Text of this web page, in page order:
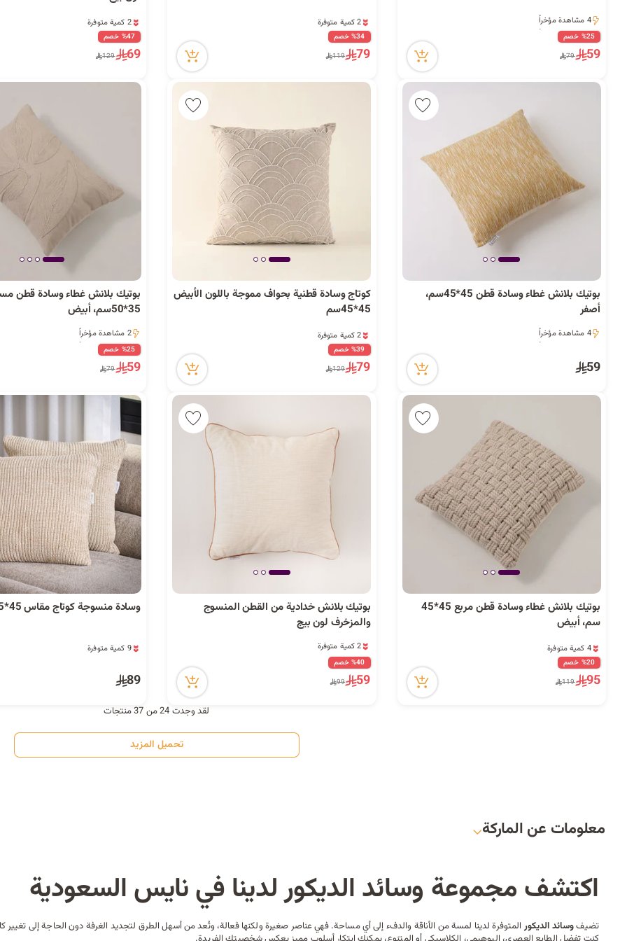
4 مشاهدة مؤخراً
4 مشاهدة مؤخراً
%25 خصم
59
79
2 كمية متوفرة
5 مشاهدة مؤخراً
2 كمية متوفرة
5 مشاهدة مؤخراً
%34 خصم
79
119
2 كمية متوفرة
5 مشاهدة مؤخراً
2 كمية متوفرة
5 مشاهدة مؤخراً
%47 خصم
69
129
بوتيك بلانش غطاء وسادة قطن 45*45سم،
أصفر
4 مشاهدة مؤخراً
59
كوتاج وسادة قطنية بحواف مموجة باللون الأبيض
45*45سم
2 كمية متوفرة
11 مشاهدة مؤخراً
2 كمية متوفرة
11 مشاهدة مؤخراً
%39 خصم
79
129
بوتيك بلانش غطاء وسادة قطن
35*50سم، أبيض
2 مشاهدة مؤخراً
2 مشاهدة مؤخراً
%25 خصم
59
79
بوتيك بلانش غطاء وسادة قطن مربع 45*45
سم، أبيض
4 كمية متوفرة
10 مشاهدة مؤخراً
4 كمية متوفرة
10 مشاهدة مؤخراً
%20 خصم
95
119
بوتيك بلانش خدادية من القطن المنسوج
والمزخرف لون بيج
2 كمية متوفرة
2 كمية متوفرة
%40 خصم
59
99
وسادة منسوجة كوتاج مقاس 45*45 سم
9 كمية متوفرة
2 مشاهدة مؤخراً
89
لقد وجدت 24 من 37 منتجات
تحميل المزيد
معلومات عن الماركة
اكتشف مجموعة وسائد الديكور لدينا في نايس السعودية
تضيفوسائد الديكور المتوفرة لدينا لمسة من الأناقة والدفء إلى أي مساحة. فهي عناصر صغيرة ولكنها فعالة، وتُعد من أسهل الطرق لتجديد الغرفة دون الحاجة إلى